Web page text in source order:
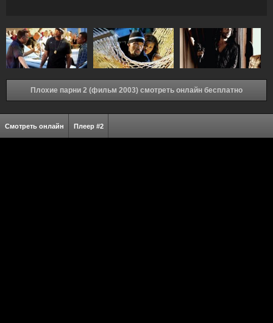
Плохие парни 2 (фильм 2003) смотреть онлайн бесплатно
Смотреть онлайн Плеер #2